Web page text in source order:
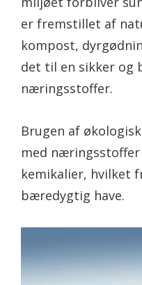
er fremstillet af
kompost,
det til en sikker og
næringsstoffer.
Brugen af
med næringsstoffer
kemikalier, hvilket
bæredygtig have.